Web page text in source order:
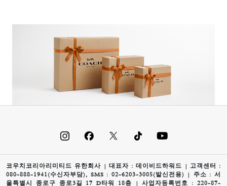
코우치코리아리미티드 유한회사 | 대표자 : 데이비드하워드 | 고객센터 :
080-888-1941(수신자부담), SMS : 02-6203-3005(발신전용) | 주소 : 서
울특별시 종로구 종로3길 17 D타워 18층 | 사업자등록번호 : 220-87-